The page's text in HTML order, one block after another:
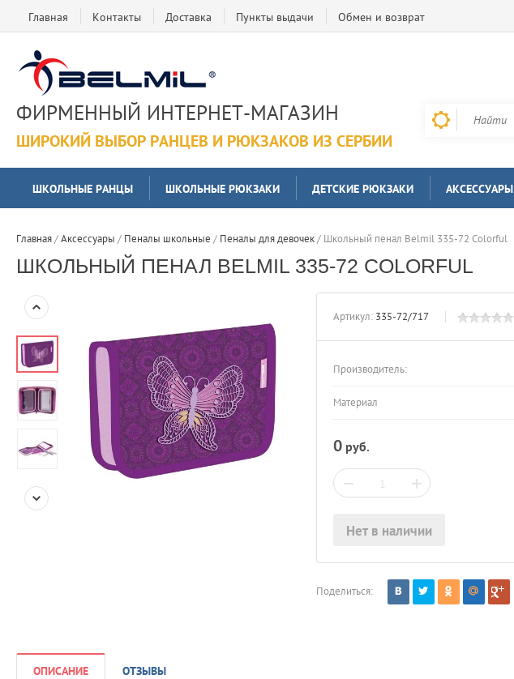
Главная Контакты Доставка Пункты выдачи Обмен и возврат
ФИРМЕННЫЙ ИНТЕРНЕТ-МАГАЗИН
ШИРОКИЙ ВЫБОР РАНЦЕВ И РЮКЗАКОВ ИЗ СЕРБИИ
ШКОЛЬНЫЕ РАНЦЫ ШКОЛЬНЫЕ РЮКЗАКИ ДЕТСКИЕ РЮКЗАКИ АКСЕССУАРЫ
Главная / Аксессуары / Пеналы школьные / Пеналы для девочек / Школьный пенал Belmil 335-72 Colorful
ШКОЛЬНЫЙ ПЕНАЛ BELMIL 335-72 COLORFUL
Артикул: 335-72/717
Производитель:
Материал
0 руб.
− +
Нет в наличии
Поделиться:
ОПИСАНИЕ ОТЗЫВЫ